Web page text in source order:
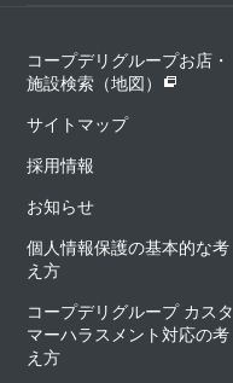
コープデリグループお店・
施設検索（地図）
サイトマップ
採用情報
お知らせ
個人情報保護の基本的な考
え方
コープデリグループ カスタ
マーハラスメント対応の考
え方